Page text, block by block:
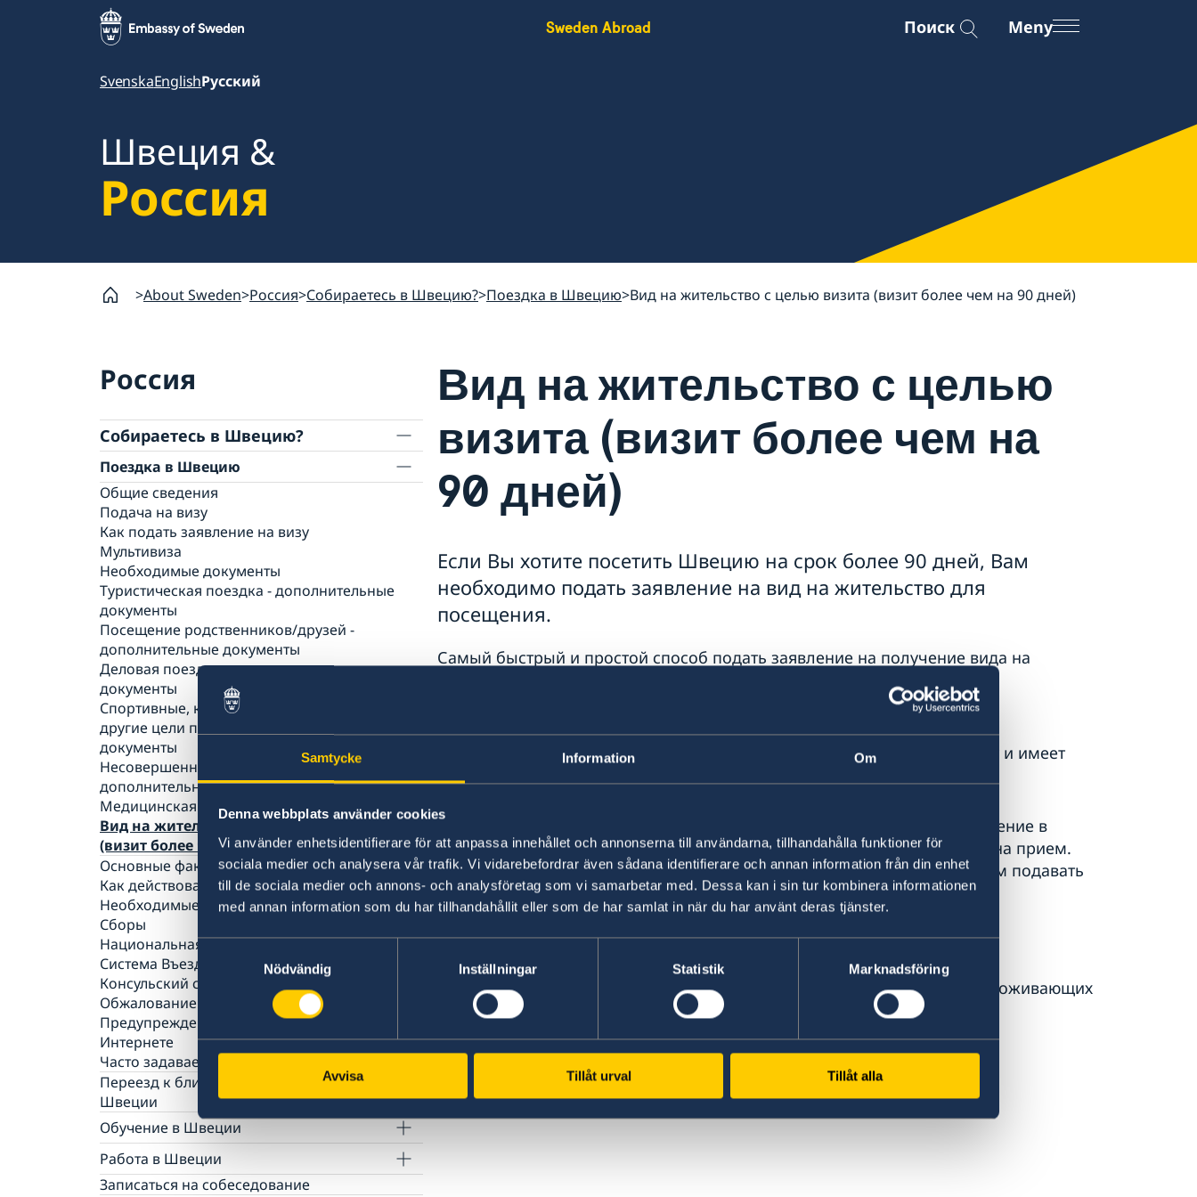
Samtycke Information Om
Denna webbplats använder cookies
Vi använder enhetsidentifierare för att anpassa innehållet och annonserna till användarna, tillhandahålla funktioner för
sociala medier och analysera vår trafik. Vi vidarebefordrar även sådana identifierare och annan information från din enhet
till de sociala medier och annons- och analysföretag som vi samarbetar med. Dessa kan i sin tur kombinera informationen
med annan information som du har tillhandahållit eller som de har samlat in när du har använt deras tjänster.
Samtyckesval
Nödvändig
Inställningar Statistik Marknadsföring
Avvisa Tillåt urval Tillåt alla
Sweden Abroad Поиск Meny
SvenskaEnglishРусский
Швеция &
Россия
About Sweden Россия Собираетесь в Швецию? Поездка в Швецию Вид на жительство с целью визита (визит более чем на 90 дней)
Россия
Собираетесь в Швецию?
Поездка в Швецию
Общие сведения
Подача на визу
Как подать заявление на визу
Мультивиза
Необходимые документы
Туристическая поездка - дополнительные
документы
Посещение родственников/друзей -
дополнительные документы
Деловая поездка - дополнительные
документы
Спортивные, культурные мероприятия и
другие цели поездки - дополнительные
документы
Несовершеннолетние лица -
дополнительные документы
Медицинская страховка путешественника
Вид на жительство с целью визита
(визит более чем на 90 дней)
Основные факты
Как действовать
Необходимые документы
Сборы
Национальная виза
Система Въезда/Выезда в ЕС
Консульский сбор за визу
Обжалование решения по заявлению на визу
Предупреждение о мошенничестве в
Интернете
Часто задаваемые вопросы
Переезд к близкому родственнику в
Швеции
Как оформить ВНЖ
Необходимые документы
Сборы
Часто задаваемые вопросы
Обучение в Швеции
Общие сведения
Подача заявления
Необходимые документы
Работа в Швеции
Общие сведения
Записаться на собеседование
Вид на жительство с целью
визита (визит более чем на
90 дней)
Если Вы хотите посетить Швецию на срок более 90 дней, Вам
необходимо подать заявление на вид на жительство для
посещения.
Самый быстрый и простой способ подать заявление на получение вида на
Онлайн-заявление подается непосредственно в Миграционную службу и имеет
приоритет.
Если вы не можете подать заявление онлайн, вы можете подать заявление в
бумажном виде непосредственно в посольстве Швеции после записи на прием.
Количество раз для этого ограничено, поэтому мы всегда рекомендуем подавать
заявку онлайн.
Посольство Швеции в Москве принимает заявления от граждан:
Российской Федерации, Армении и Беларуси, других стран, законно проживающих
на территории Российской Федерации.